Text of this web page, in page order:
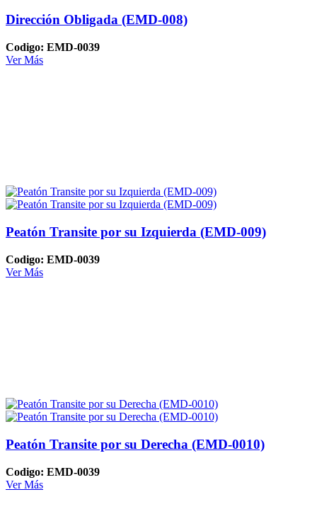
Dirección Obligada (EMD-008)
Codigo: EMD-0039
Ver Más
Peatón Transite por su Izquierda (EMD-009)
Codigo: EMD-0039
Ver Más
Peatón Transite por su Derecha (EMD-0010)
Codigo: EMD-0039
Ver Más